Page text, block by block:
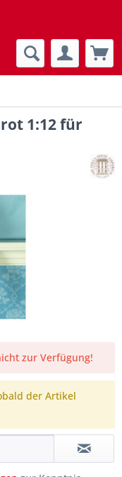
rot 1:12 für
zur Verfügung!
der Artikel